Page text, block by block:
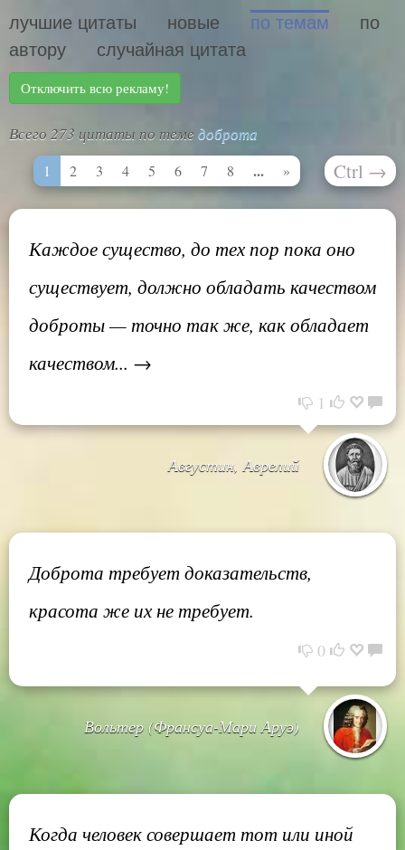
лучшие цитаты новые по темам
по
автору
случайная цитата
Отключить всю рекламу!
Всего 273 цитаты по теме доброта
1 2 3 4 5 6 7 8 ... » Ctrl →
Каждое существо, до тех пор пока оно
существует, должно обладать качеством
доброты — точно так же, как обладает
качеством... →
1
Августин, Аврелий
Доброта требует доказательств,
красота же их не требует.
0
Вольтер (Франсуа-Мари Аруэ)
Когда человек совершает тот или иной